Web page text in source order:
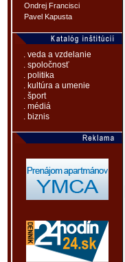
Ondrej Francisci
Pavel Kapusta
. veda a vzdelanie
. spoločnosť
. politika
. kultúra a umenie
. šport
. médiá
. biznis